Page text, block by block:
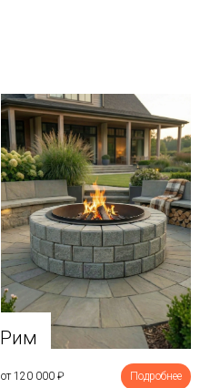
Рим
от 120 000 ₽ Подробнее